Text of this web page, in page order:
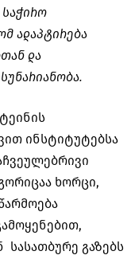
ადაპტირება
და
ინსტიტუტებსა
ხორცი,
გაზებს